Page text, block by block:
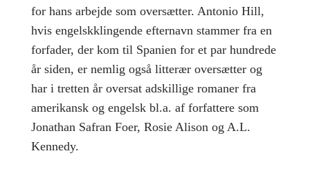
for hans arbejde som oversætter. Antonio Hill,
hvis engelskklingende efternavn stammer fra en
forfader, der kom til Spanien for et par hundrede
år siden, er nemlig også litterær oversætter og
har i tretten år oversat adskillige romaner fra
amerikansk og engelsk bl.a. af forfattere som
Jonathan Safran Foer, Rosie Alison og A.L.
Kennedy.